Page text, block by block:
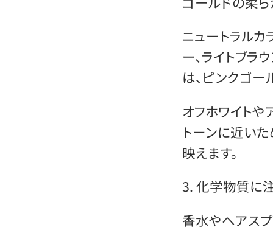
ニュートラルカ
ー、ライトブラ
は、ピンクゴー
オフホワイト
トーンに近い
映えます。
3. 化学物質に
香水やヘアス